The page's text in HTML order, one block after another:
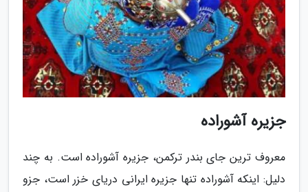
جزیره آشوراده
معروف ترین جای بندر ترکمن، جزیره آشوراده است. به چند
دلیل: اینکه آشوراده تنها جزیره ایرانی دریای خزر است، جزو